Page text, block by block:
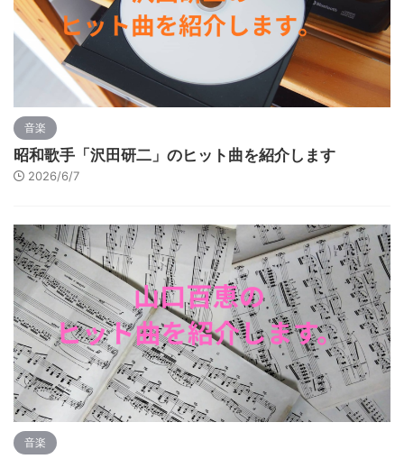
音楽
昭和歌手「沢田研二」のヒット曲を紹介します
2026/6/7
音楽